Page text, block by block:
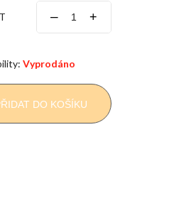
– +
Vyprodáno
DO KOŠÍKU